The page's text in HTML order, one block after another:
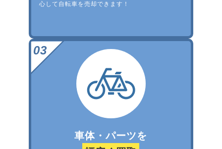
心して自転車を売却できます！
車体・パーツを